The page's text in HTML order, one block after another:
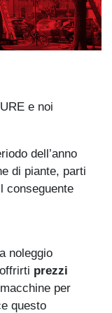
e noi
dell’anno
di piante, parti
conseguente
noleggio
prezzi
per
questo